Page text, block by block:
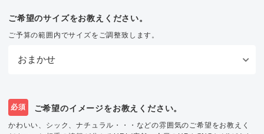
ご希望のサイズをお教えください。
ご予算の範囲内でサイズをご調整致します。
必須 ご希望のイメージをお教えください。
かわいい、シック、ナチュラル・・・などの雰囲気のご希望をお教えく